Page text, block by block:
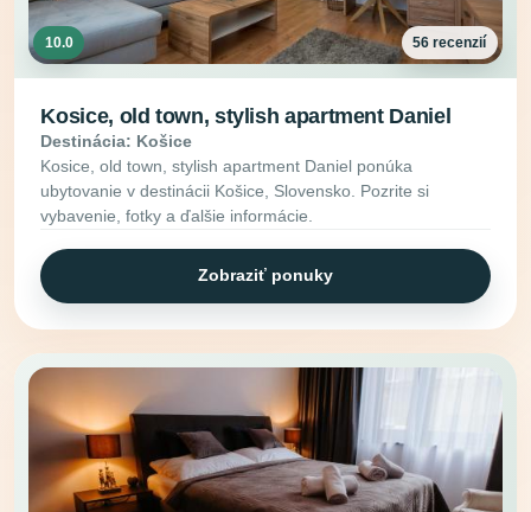
10.0 56 recenzií
Kosice, old town, stylish apartment Daniel
Destinácia: Košice
Kosice, old town, stylish apartment Daniel ponúka
ubytovanie v destinácii Košice, Slovensko. Pozrite si
vybavenie, fotky a ďalšie informácie.
Zobraziť ponuky